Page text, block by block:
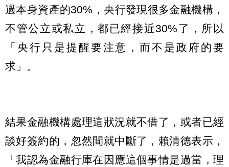
過本身資產的30%，央行發現很多金融機構，
不管公立或私立，都已經接近30%了，所以
「央行只是提醒要注意，而不是政府的要
求」。
結果金融機構處理這狀況就不借了，或者已經
談好簽約的，忽然間就中斷了，賴清德表示，
「我認為金融行庫在因應這個事情是過當，理